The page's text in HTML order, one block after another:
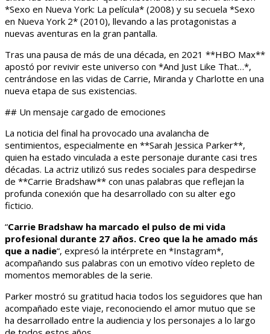
*Sexo en Nueva York: La película* (2008) y su secuela *Sexo
en Nueva York 2* (2010), llevando a las protagonistas a
nuevas aventuras en la gran pantalla.
Tras una pausa de más de una década, en 2021 **HBO Max**
apostó por revivir este universo con *And Just Like That…*,
centrándose en las vidas de Carrie, Miranda y Charlotte en una
nueva etapa de sus existencias.
## Un mensaje cargado de emociones
La noticia del final ha provocado una avalancha de
sentimientos, especialmente en **Sarah Jessica Parker**,
quien ha estado vinculada a este personaje durante casi tres
décadas. La actriz utilizó sus redes sociales para despedirse
de **Carrie Bradshaw** con unas palabras que reflejan la
profunda conexión que ha desarrollado con su alter ego
ficticio.
“Carrie Bradshaw ha marcado el pulso de mi vida
profesional durante 27 años. Creo que la he amado más
que a nadie“, expresó la intérprete en *Instagram*,
acompañando sus palabras con un emotivo vídeo repleto de
momentos memorables de la serie.
Parker mostró su gratitud hacia todos los seguidores que han
acompañado este viaje, reconociendo el amor mutuo que se
ha desarrollado entre la audiencia y los personajes a lo largo